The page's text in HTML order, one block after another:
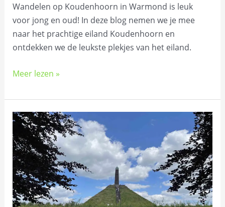
Wandelen op Koudenhoorn in Warmond is leuk
voor jong en oud! In deze blog nemen we je mee
naar het prachtige eiland Koudenhoorn en
ontdekken we de leukste plekjes van het eiland.
Meer lezen »
Wandelen
bij
de
Pyramide
van
Austerlitz:
alle